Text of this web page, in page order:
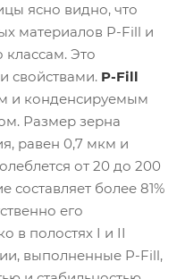
ясно видно, что
материалов P-Fill и
Это
свойствами. P-Fill
и конденсируемым
Размер зерна
равен 0,7 мкм и
от 20 до 200
более 81%
его
в полостях I и II
выполненные P-Fill,